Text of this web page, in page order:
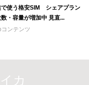
で使う格安SIM シェアプラン
・容量が増加中 見直...
コンテンツ
カ